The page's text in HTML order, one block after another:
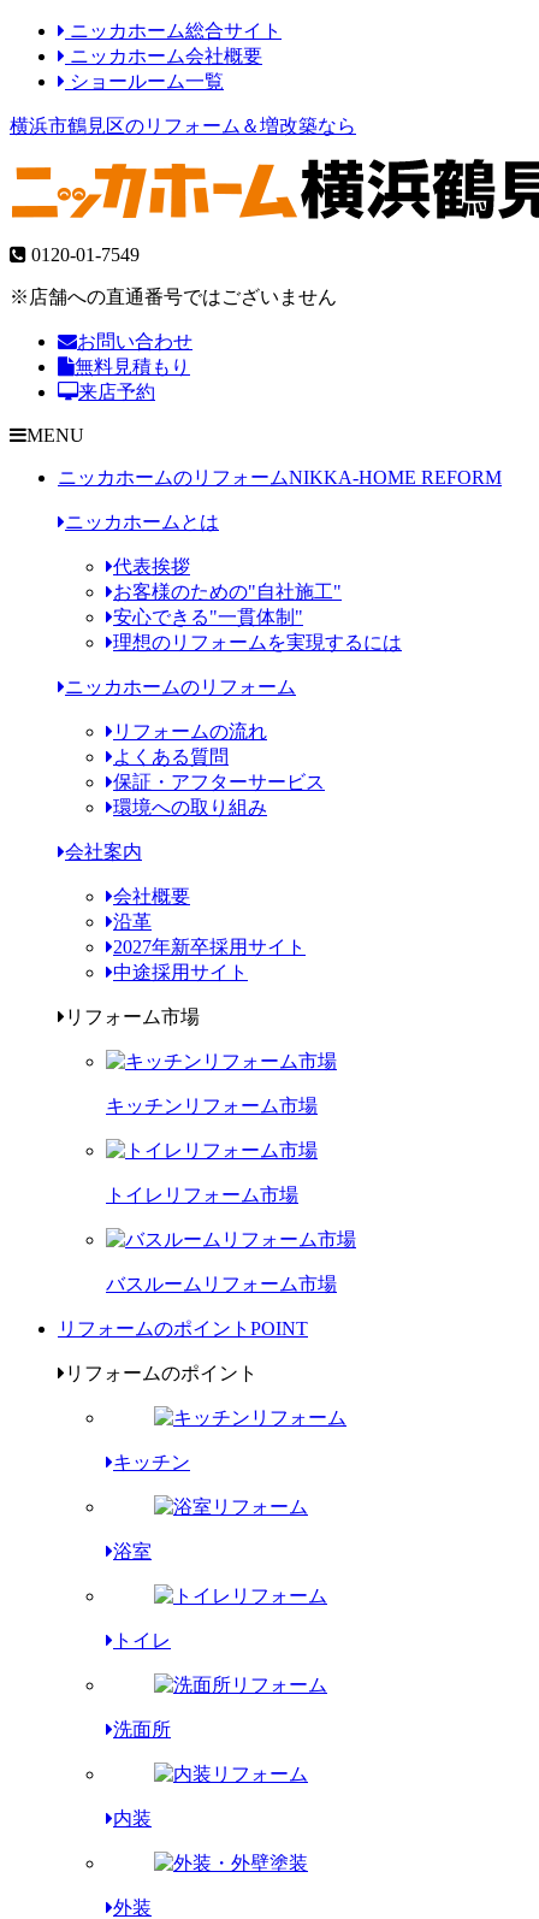
ニッカホーム総合サイト
ニッカホーム会社概要
ショールーム一覧
横浜市鶴見区のリフォーム＆増改築なら
0120-01-7549
※店舗への直通番号ではございません
お問い合わせ
無料見積もり
来店予約
MENU
ニッカホームのリフォームNIKKA-HOME REFORM
ニッカホームとは
代表挨拶
お客様のための"自社施工"
安心できる"一貫体制"
理想のリフォームを実現するには
ニッカホームのリフォーム
リフォームの流れ
よくある質問
保証・アフターサービス
環境への取り組み
会社案内
会社概要
沿革
2027年新卒採用サイト
中途採用サイト
リフォーム市場
キッチンリフォーム市場
トイレリフォーム市場
バスルームリフォーム市場
リフォームのポイント POINT
リフォームのポイント
キッチン
浴室
トイレ
洗面所
内装
外装